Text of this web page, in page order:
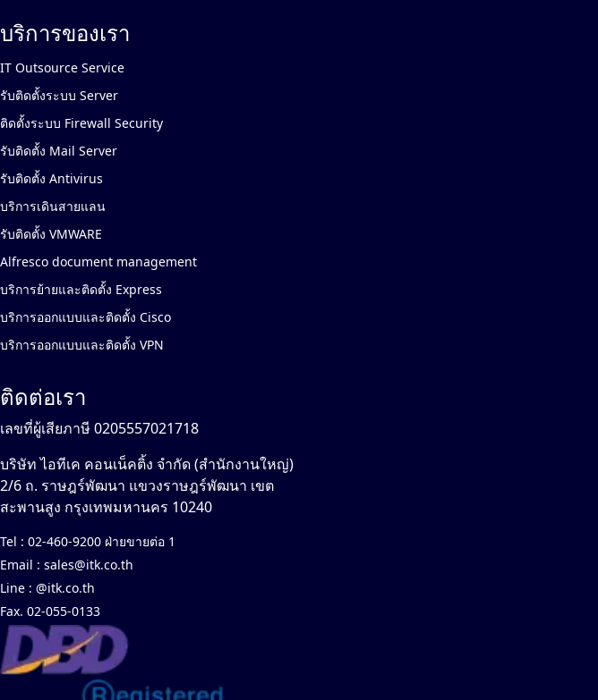
บริการของเรา
IT Outsource Service
รับติดตั้งระบบ Server
ติดตั้งระบบ Firewall Security
รับติดตั้ง Mail Server
รับติดตั้ง Antivirus
บริการเดินสายแลน
รับติดตั้ง VMWARE
Alfresco document management
บริการย้ายและติดตั้ง Express
บริการออกแบบและติดตั้ง Cisco
บริการออกแบบและติดตั้ง VPN
ติดต่อเรา
เลขที่ผู้เสียภาษี 0205557021718
บริษัท ไอทีเค คอนเน็คติ้ง จำกัด (สำนักงานใหญ่)
2/6 ถ. ราษฎร์พัฒนา แขวงราษฎร์พัฒนา เขต
สะพานสูง กรุงเทพมหานคร 10240
Tel : 02-460-9200 ฝ่ายขายต่อ 1
Email : sales@itk.co.th
Line : @itk.co.th
Fax. 02-055-0133